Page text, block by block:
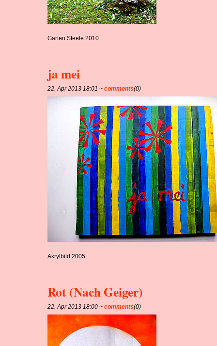
Garten Steele 2010
ja mei
22. Apr 2013 18:01 ~comments(0)
Akrylbild 2005
Rot (Nach Geiger)
22. Apr 2013 18:00 ~comments(0)